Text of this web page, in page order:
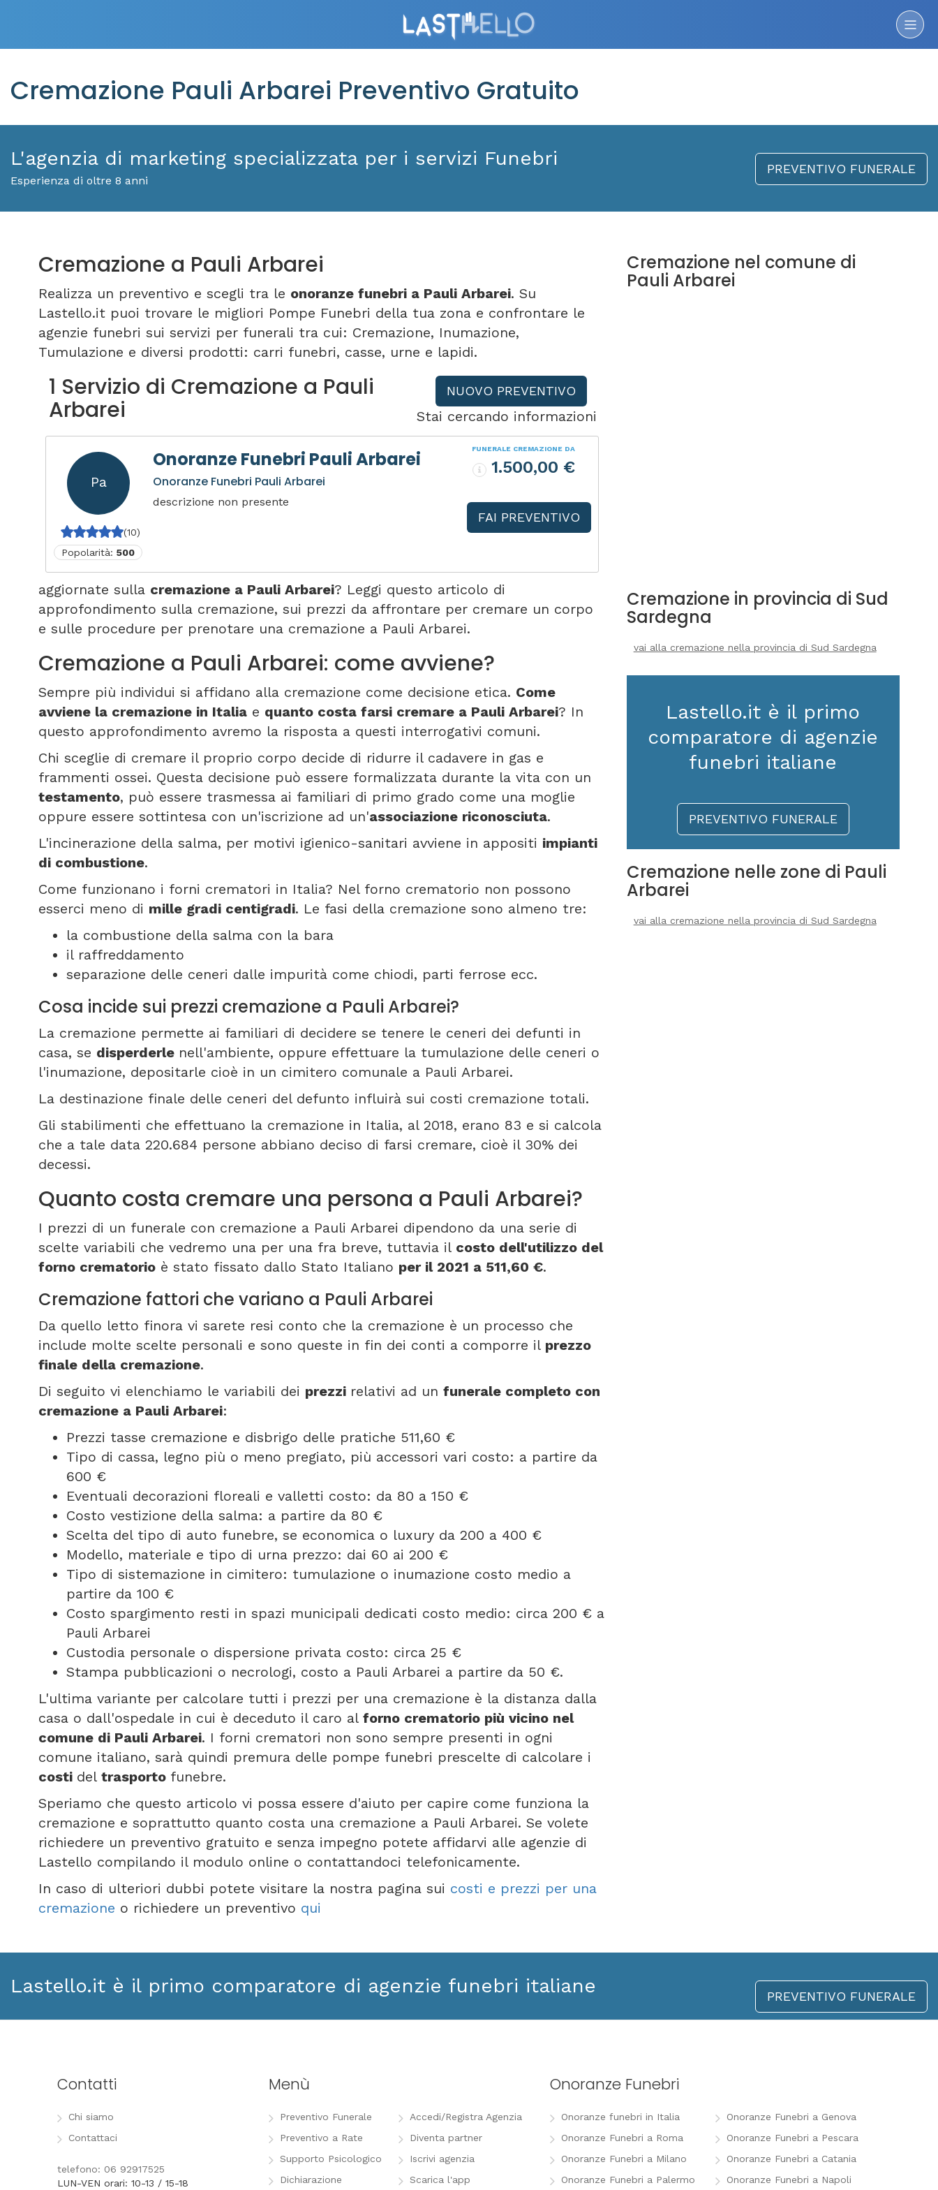
Cremazione Pauli Arbarei Preventivo Gratuito
L'agenzia di marketing specializzata per i servizi Funebri
Esperienza di oltre 8 anni
PREVENTIVO FUNERALE
Cremazione a Pauli Arbarei
Realizza un preventivo e scegli tra le onoranze funebri a Pauli Arbarei. Su
Lastello.it puoi trovare le migliori Pompe Funebri della tua zona e confrontare le
agenzie funebri sui servizi per funerali tra cui: Cremazione, Inumazione,
Tumulazione e diversi prodotti: carri funebri, casse, urne e lapidi.
1 Servizio di Cremazione a Pauli
Arbarei
NUOVO PREVENTIVO
Pa
(10)
Popolarità: 500
Onoranze Funebri Pauli Arbarei
Onoranze Funebri Pauli Arbarei
descrizione non presente
FUNERALE CREMAZIONE DA
1.500,00 €
FAI PREVENTIVO
Stai cercando informazioni
aggiornate sulla cremazione a Pauli Arbarei? Leggi questo articolo di
approfondimento sulla cremazione, sui prezzi da affrontare per cremare un corpo
e sulle procedure per prenotare una cremazione a Pauli Arbarei.
Cremazione a Pauli Arbarei: come avviene?
Sempre più individui si affidano alla cremazione come decisione etica. Come
avviene la cremazione in Italia e quanto costa farsi cremare a Pauli Arbarei? In
questo approfondimento avremo la risposta a questi interrogativi comuni.
Chi sceglie di cremare il proprio corpo decide di ridurre il cadavere in gas e
frammenti ossei. Questa decisione può essere formalizzata durante la vita con un
testamento, può essere trasmessa ai familiari di primo grado come una moglie
oppure essere sottintesa con un'iscrizione ad un'associazione riconosciuta.
L'incinerazione della salma, per motivi igienico-sanitari avviene in appositi impianti
di combustione.
Come funzionano i forni crematori in Italia? Nel forno crematorio non possono
esserci meno di mille gradi centigradi. Le fasi della cremazione sono almeno tre:
la combustione della salma con la bara
il raffreddamento
separazione delle ceneri dalle impurità come chiodi, parti ferrose ecc.
Cosa incide sui prezzi cremazione a Pauli Arbarei?
La cremazione permette ai familiari di decidere se tenere le ceneri dei defunti in
casa, se disperderle nell'ambiente, oppure effettuare la tumulazione delle ceneri o
l'inumazione, depositarle cioè in un cimitero comunale a Pauli Arbarei.
La destinazione finale delle ceneri del defunto influirà sui costi cremazione totali.
Gli stabilimenti che effettuano la cremazione in Italia, al 2018, erano 83 e si calcola
che a tale data 220.684 persone abbiano deciso di farsi cremare, cioè il 30% dei
decessi.
Quanto costa cremare una persona a Pauli Arbarei?
I prezzi di un funerale con cremazione a Pauli Arbarei dipendono da una serie di
scelte variabili che vedremo una per una fra breve, tuttavia il costo dell'utilizzo del
forno crematorio è stato fissato dallo Stato Italiano per il 2021 a 511,60 €.
Cremazione fattori che variano a Pauli Arbarei
Da quello letto finora vi sarete resi conto che la cremazione è un processo che
include molte scelte personali e sono queste in fin dei conti a comporre il prezzo
finale della cremazione.
Di seguito vi elenchiamo le variabili dei prezzi relativi ad un funerale completo con
cremazione a Pauli Arbarei:
Prezzi tasse cremazione e disbrigo delle pratiche 511,60 €
Tipo di cassa, legno più o meno pregiato, più accessori vari costo: a partire da
600 €
Eventuali decorazioni floreali e valletti costo: da 80 a 150 €
Costo vestizione della salma: a partire da 80 €
Scelta del tipo di auto funebre, se economica o luxury da 200 a 400 €
Modello, materiale e tipo di urna prezzo: dai 60 ai 200 €
Tipo di sistemazione in cimitero: tumulazione o inumazione costo medio a
partire da 100 €
Costo spargimento resti in spazi municipali dedicati costo medio: circa 200 € a
Pauli Arbarei
Custodia personale o dispersione privata costo: circa 25 €
Stampa pubblicazioni o necrologi, costo a Pauli Arbarei a partire da 50 €.
L'ultima variante per calcolare tutti i prezzi per una cremazione è la distanza dalla
casa o dall'ospedale in cui è deceduto il caro al forno crematorio più vicino nel
comune di Pauli Arbarei. I forni crematori non sono sempre presenti in ogni
comune italiano, sarà quindi premura delle pompe funebri prescelte di calcolare i
costi del trasporto funebre.
Speriamo che questo articolo vi possa essere d'aiuto per capire come funziona la
cremazione e soprattutto quanto costa una cremazione a Pauli Arbarei. Se volete
richiedere un preventivo gratuito e senza impegno potete affidarvi alle agenzie di
Lastello compilando il modulo online o contattandoci telefonicamente.
In caso di ulteriori dubbi potete visitare la nostra pagina sui costi e prezzi per una
cremazione o richiedere un preventivo qui
Cremazione nel comune di
Pauli Arbarei
Cremazione in provincia di Sud
Sardegna
vai alla cremazione nella provincia di Sud Sardegna
Lastello.it è il primo
comparatore di agenzie
funebri italiane
PREVENTIVO FUNERALE
Cremazione nelle zone di Pauli
Arbarei
vai alla cremazione nella provincia di Sud Sardegna
Lastello.it è il primo comparatore di agenzie funebri italiane PREVENTIVO FUNERALE
Contatti
Chi siamo
Contattaci
telefono: 06 92917525
LUN-VEN orari: 10-13 / 15-18
Menù
Preventivo Funerale
Preventivo a Rate
Supporto Psicologico
Dichiarazione
Accedi/Registra Agenzia
Diventa partner
Iscrivi agenzia
Scarica l'app
Onoranze Funebri
Onoranze funebri in Italia
Onoranze Funebri a Roma
Onoranze Funebri a Milano
Onoranze Funebri a Palermo
Onoranze Funebri a Genova
Onoranze Funebri a Pescara
Onoranze Funebri a Catania
Onoranze Funebri a Napoli